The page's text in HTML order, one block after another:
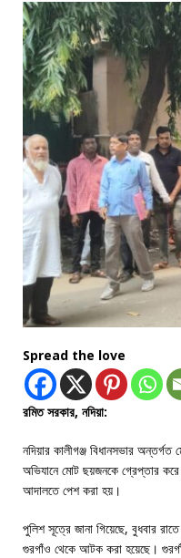
Spread the love
রমিত সরকার, নদিয়া:
নদিয়ার কালীগঞ্জ বিধানসভার
অভিযানে মোট ছয়জনকে গ্রেপ্তার করে
আদালতে পেশ করা হয়।
পুলিশ সূত্রে জানা গিয়েছে, বুধবার
গুরগাঁও থেকে আটক করা হয়েছে।